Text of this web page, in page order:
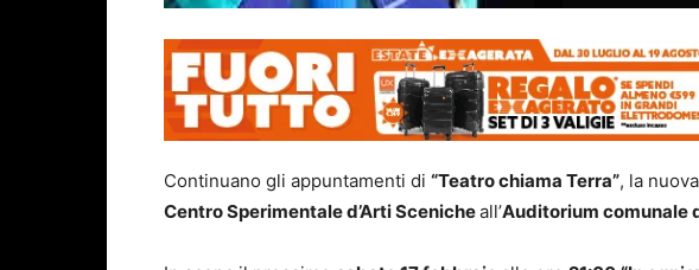
Continuano gli appuntamenti di “Teatro chiama Terra”, la
Centro Sperimentale d’Arti Scenicheall’Auditorium comunale